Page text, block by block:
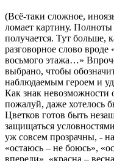
(Всё-таки сложное,
ломает картину.
получается. Тут больше,
разговорное слово вроде
восьмого этажа…»
выбрано, чтобы
наблюдаемым героем и
Как знак невозможности
пожалуй, даже хотелось
Цветков готов быть
защищаться
уж совсем прозрачны, -
«остаюсь – не боюсь»,
впереди», «красна –